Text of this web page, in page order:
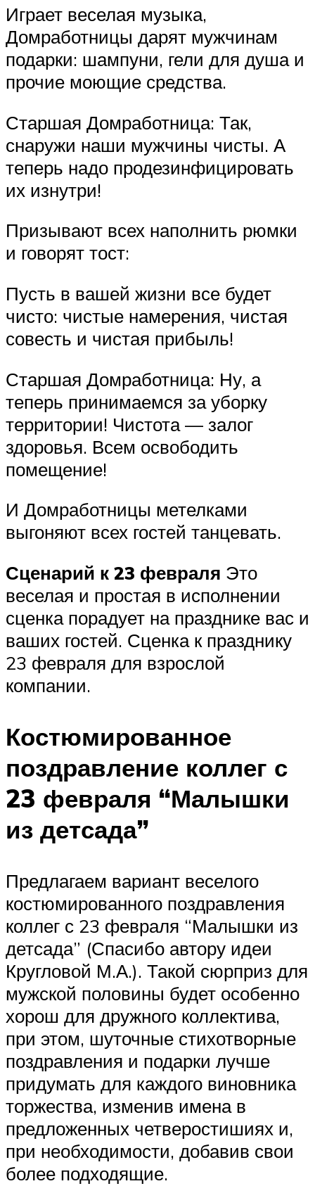
Играет веселая музыка,
Домработницы дарят мужчинам
подарки: шампуни, гели для душа и
прочие моющие средства.
Старшая Домработница: Так,
снаружи наши мужчины чисты. А
теперь надо продезинфицировать
их изнутри!
Призывают всех наполнить рюмки
и говорят тост:
Пусть в вашей жизни все будет
чисто: чистые наме­рения, чистая
совесть и чистая прибыль!
Старшая Домработница: Ну, а
теперь принимаемся за уборку
территории! Чистота — залог
здоровья. Всем освободить
помещение!
И Домработницы метелками
выгоняют всех гостей танцевать.
Сценарий к 23 февраля Это
веселая и простая в исполнении
сценка порадует на празднике вас и
ваших гостей. Сценка к празднику
23 февраля для взрослой
компании.
Костюмированное
поздравление коллег с
23 февраля “Малышки
из детсада”
Предлагаем вариант веселого
костюмированного поздравления
коллег с 23 февраля “Малышки из
детсада” (Спасибо автору идеи
Кругловой М.А.). Такой сюрприз для
мужской половины будет особенно
хорош для дружного коллектива,
при этом, шуточные стихотворные
поздравления и подарки лучше
придумать для каждого виновника
торжества, изменив имена в
предложенных четверостишиях и,
при необходимости, добавив свои
более подходящие.